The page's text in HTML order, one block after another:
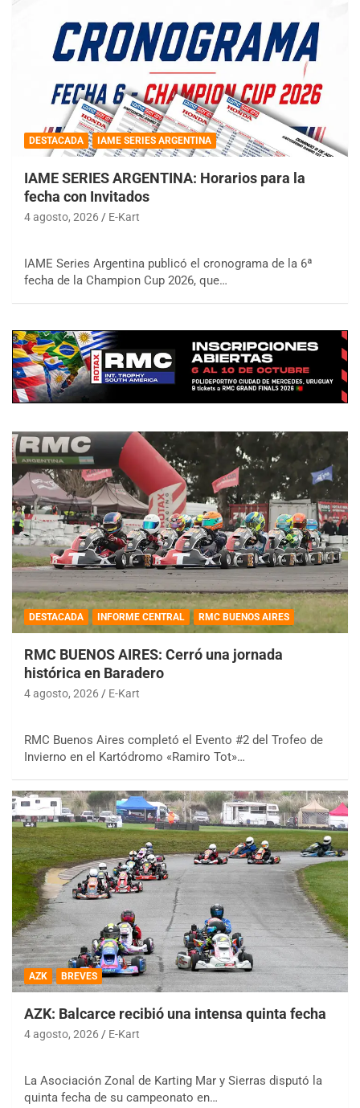
DESTACADA IAME SERIES ARGENTINA
IAME SERIES ARGENTINA: Horarios para la
fecha con Invitados
4 agosto, 2026 E-Kart
IAME Series Argentina publicó el cronograma de la 6ª
fecha de la Champion Cup 2026, que…
DESTACADA INFORME CENTRAL RMC BUENOS AIRES
RMC BUENOS AIRES: Cerró una jornada
histórica en Baradero
4 agosto, 2026 E-Kart
RMC Buenos Aires completó el Evento #2 del Trofeo de
Invierno en el Kartódromo «Ramiro Tot»…
AZK BREVES
AZK: Balcarce recibió una intensa quinta fecha
4 agosto, 2026 E-Kart
La Asociación Zonal de Karting Mar y Sierras disputó la
quinta fecha de su campeonato en…